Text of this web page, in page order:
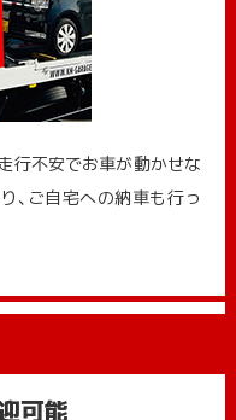
行不安でお車が動かせな
、ご自宅への納⾞も⾏っ
可能